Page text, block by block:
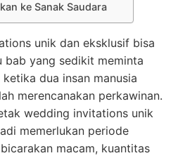
ke Sanak Saudara
unik dan eksklusif bisa
bab yang sedikit meminta
dua insan manusia
merencanakan perkawinan.
wedding invitations unik
memerlukan periode
macam, kuantitas